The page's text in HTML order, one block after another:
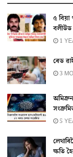
৫
বলীউড
1
ৰেড
3
5
ক্ষতি